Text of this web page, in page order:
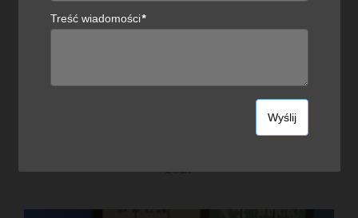
2021
Treść wiadomości*